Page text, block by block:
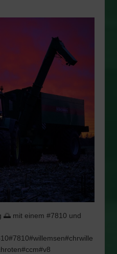
🌅 mit einem #7810 und